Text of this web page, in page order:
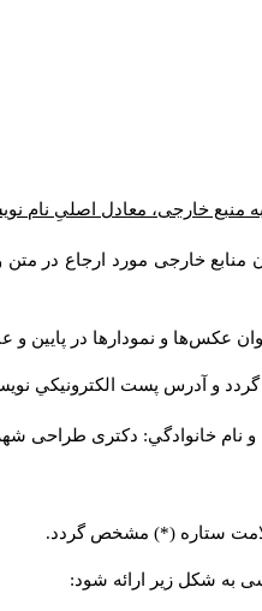
منبع خارجی، معادل اصلیِ نام
منابع خارجی مورد ارجاع در
عکس‌ها و نمودارها در پایین و
و آدرس پست الكترونيكي
نام خانوادگي: دکتری طراحی
ستاره (*) مشخص گردد.
به شکل زیر ارائه شود: